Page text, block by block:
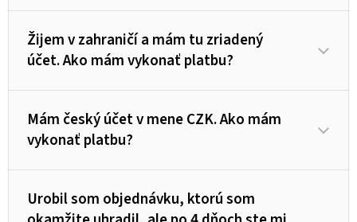
Žijem v zahraničí a mám tu zriadený
účet. Ako mám vykonať platbu?
Mám český účet v mene CZK. Ako mám
vykonať platbu?
Urobil som objednávku, ktorú som